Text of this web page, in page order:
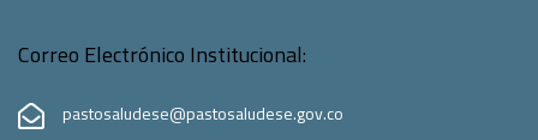
Correo Electrónico Institucional:
pastosaludese@pastosaludese.gov.co